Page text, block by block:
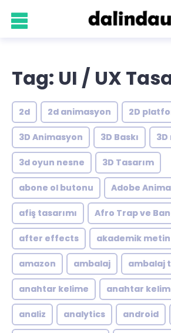
Tag: UI / UX
2d 2d animasyon 2D
3D Animasyon 3D Baskı
3d oyun nesne 3D Tasarım
abone ol butonu Adobe
afiş tasarımı Afro Trap ve
after effects akademik metin
amazon ambalaj ambalaj
anahtar kelime anahtar
analiz analytics android